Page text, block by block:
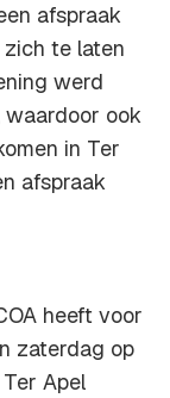
afspraak
te laten
werd
waardoor ook
in Ter
afspraak
heeft voor
zaterdag op
Apel